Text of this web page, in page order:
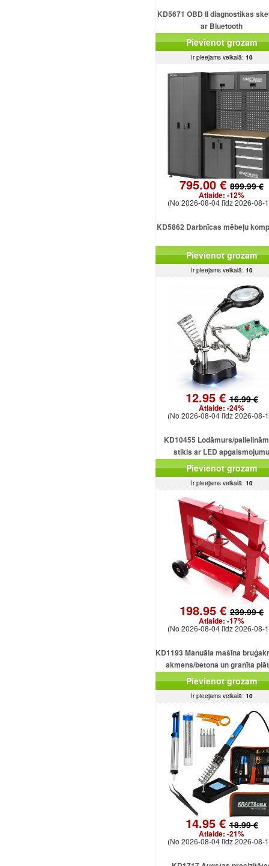
KD5671 OBD II diagnostikas
ar Bluetooth
Pievienot grozam
Ir pieejams veikalā: 10
795.00 €899.99 €
Atlaide: -12%
(No 2026-08-04 līdz 2026-08-
KD5862 Darbnīcas mēbeļu
Pievienot grozam
Ir pieejams veikalā: 10
12.95 €16.99 €
Atlaide: -24%
(No 2026-08-04 līdz 2026-08-
KD10455 Lodāmurs/
stikls ar LED apgaismojumu
Pievienot grozam
Ir pieejams veikalā: 10
198.95 € 239.99 €
Atlaide: -17%
(No 2026-08-04 līdz 2026-08-
KD1193 Manuāla mašīna
akmens/betona un granīta
griešanai
Pievienot grozam
Ir pieejams veikalā: 10
14.95 €18.99 €
Atlaide: -21%
(No 2026-08-04 līdz 2026-08-